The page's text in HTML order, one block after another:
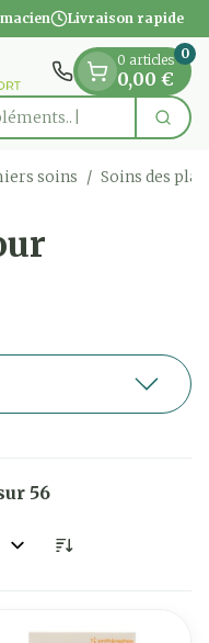
Livraison rapide
0 articles
0,00 €
0
soins / Soins des
56